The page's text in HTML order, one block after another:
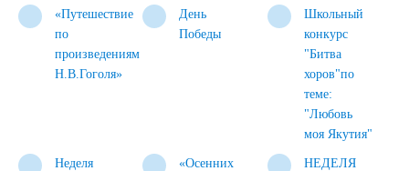
«Путешествие
по
произведениям
Н.В.Гоголя»
День
Победы
Школьный
конкурс
"Битва
хоров"по
теме:
"Любовь
моя Якутия"
Неделя
«Осенних
НЕДЕЛЯ